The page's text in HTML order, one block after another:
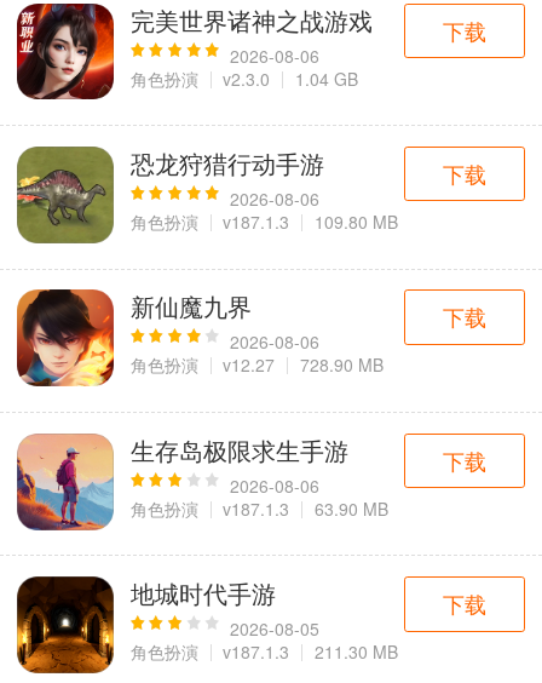
完美世界诸神之战游戏
2026-08-06
角色扮演
v2.3.0 1.04 GB
下载
恐龙狩猎行动手游
2026-08-06
角色扮演
v187.1.3 109.80 MB
下载
新仙魔九界
2026-08-06
角色扮演
v12.27 728.90 MB
下载
生存岛极限求生手游
2026-08-06
角色扮演
v187.1.3 63.90 MB
下载
地城时代手游
2026-08-05
角色扮演
v187.1.3 211.30 MB
下载